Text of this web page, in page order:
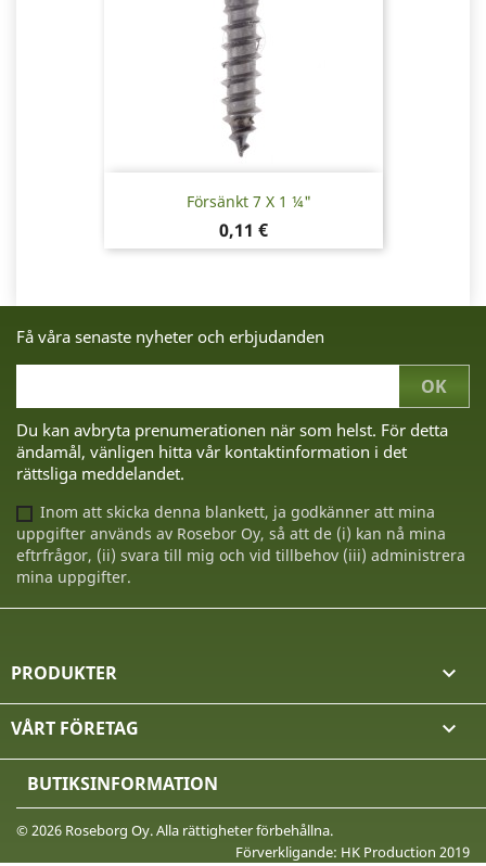
Försänkt 7 X 1 ¼"
Pris
0,11 €
Få våra senaste nyheter och erbjudanden
Du kan avbryta prenumerationen när som helst. För detta
ändamål, vänligen hitta vår kontaktinformation i det
rättsliga meddelandet.
Inom att skicka denna blankett, ja godkänner att mina
uppgifter används av Rosebor Oy, så att de (i) kan nå mina
eftrfrågor, (ii) svara till mig och vid tillbehov (iii) administrera
mina uppgifter.
PRODUKTER 
VÅRT FÖRETAG 
BUTIKSINFORMATION
© 2026 Roseborg Oy. Alla rättigheter förbehållna.
Förverkligande: HK Production 2019